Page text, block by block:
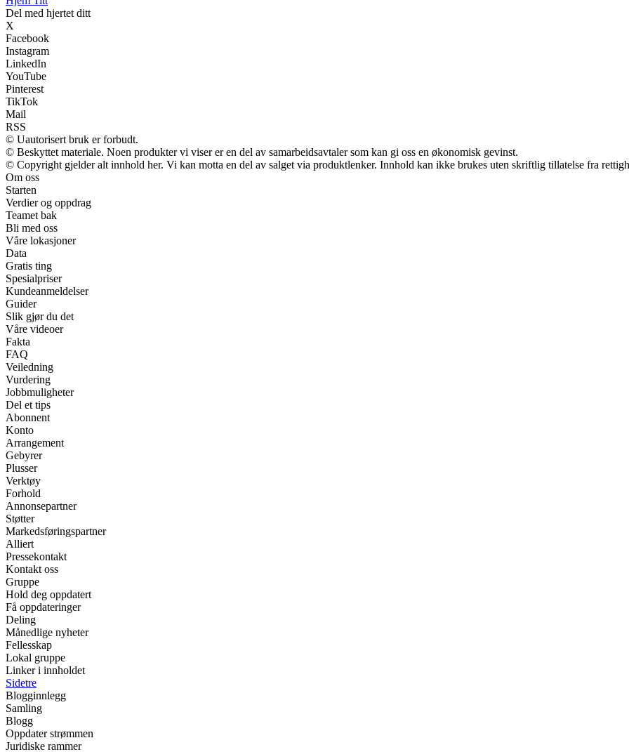
Del med hjertet ditt
X
Facebook
Instagram
LinkedIn
YouTube
Pinterest
TikTok
Mail
RSS
© Uautorisert bruk er forbudt.
© Beskyttet materiale. Noen produkter vi viser er en del av samarbeidsavtaler som kan gi oss en økonomisk gevinst.
© Copyright gjelder alt innhold her. Vi kan motta en del av salget via produktlenker. Innhold kan ikke brukes uten skriftlig tillatelse fra
Om oss
Starten
Verdier og oppdrag
Teamet bak
Bli med oss
Våre lokasjoner
Data
Gratis ting
Spesialpriser
Kundeanmeldelser
Guider
Slik gjør du det
Våre videoer
Fakta
FAQ
Veiledning
Vurdering
Jobbmuligheter
Del et tips
Abonnent
Konto
Arrangement
Gebyrer
Plusser
Verktøy
Forhold
Annonsepartner
Støtter
Markedsføringspartner
Alliert
Pressekontakt
Kontakt oss
Gruppe
Hold deg oppdatert
Få oppdateringer
Deling
Månedlige nyheter
Fellesskap
Lokal gruppe
Linker i innholdet
Sidetre
Blogginnlegg
Samling
Blogg
Oppdater strømmen
Juridiske rammer